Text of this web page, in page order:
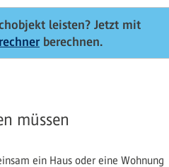
leisten? Jetzt mit
berechnen.
müssen
ein Haus oder eine Wohnung